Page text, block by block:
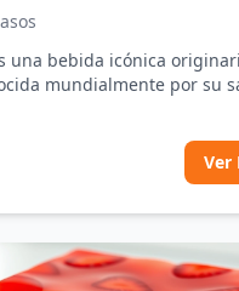
una bebida icónica
mundialmente por su
Ver